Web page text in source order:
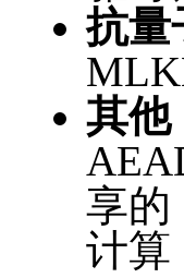
抗量
其他
享的
计算